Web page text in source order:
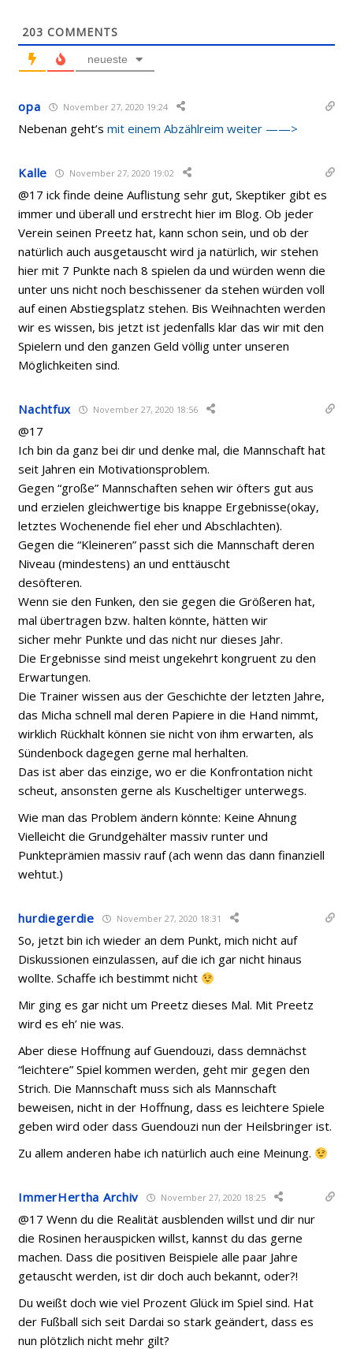
203 COMMENTS
neueste
opa November 27, 2020 19:24
Nebenan geht’smit einem Abzählreim weiter ——>
Kalle November 27, 2020 19:02
@17 ick finde deine Auflistung sehr gut, Skeptiker gibt es
immer und überall und erstrecht hier im Blog. Ob jeder
Verein seinen Preetz hat, kann schon sein, und ob der
natürlich auch ausgetauscht wird ja natürlich, wir stehen
hier mit 7 Punkte nach 8 spielen da und würden wenn die
unter uns nicht noch beschissener da stehen würden voll
auf einen Abstiegsplatz stehen. Bis Weihnachten werden
wir es wissen, bis jetzt ist jedenfalls klar das wir mit den
Spielern und den ganzen Geld völlig unter unseren
Möglichkeiten sind.
Nachtfux November 27, 2020 18:56
@17
Ich bin da ganz bei dir und denke mal, die Mannschaft hat
seit Jahren ein Motivationsproblem.
Gegen “große” Mannschaften sehen wir öfters gut aus
und erzielen gleichwertige bis knappe Ergebnisse(okay,
letztes Wochenende fiel eher und Abschlachten).
Gegen die “Kleineren” passt sich die Mannschaft deren
Niveau (mindestens) an und enttäuscht
desöfteren.
Wenn sie den Funken, den sie gegen die Größeren hat,
mal übertragen bzw. halten könnte, hätten wir
sicher mehr Punkte und das nicht nur dieses Jahr.
Die Ergebnisse sind meist ungekehrt kongruent zu den
Erwartungen.
Die Trainer wissen aus der Geschichte der letzten Jahre,
das Micha schnell mal deren Papiere in die Hand nimmt,
wirklich Rückhalt können sie nicht von ihm erwarten, als
Sündenbock dagegen gerne mal herhalten.
Das ist aber das einzige, wo er die Konfrontation nicht
scheut, ansonsten gerne als Kuscheltiger unterwegs.
Wie man das Problem ändern könnte: Keine Ahnung
Vielleicht die Grundgehälter massiv runter und
Punkteprämien massiv rauf (ach wenn das dann finanziell
wehtut.)
hurdiegerdie November 27, 2020 18:31
So, jetzt bin ich wieder an dem Punkt, mich nicht auf
Diskussionen einzulassen, auf die ich gar nicht hinaus
wollte. Schaffe ich bestimmt nicht
Mir ging es gar nicht um Preetz dieses Mal. Mit Preetz
wird es eh’ nie was.
Aber diese Hoffnung auf Guendouzi, dass demnächst
“leichtere” Spiel kommen werden, geht mir gegen den
Strich. Die Mannschaft muss sich als Mannschaft
beweisen, nicht in der Hoffnung, dass es leichtere Spiele
geben wird oder dass Guendouzi nun der Heilsbringer ist.
Zu allem anderen habe ich natürlich auch eine Meinung.
ImmerHertha Archiv November 27, 2020 18:25
@17 Wenn du die Realität ausblenden willst und dir nur
die Rosinen herauspicken willst, kannst du das gerne
machen. Dass die positiven Beispiele alle paar Jahre
getauscht werden, ist dir doch auch bekannt, oder?!
Du weißt doch wie viel Prozent Glück im Spiel sind. Hat
der Fußball sich seit Dardai so stark geändert, dass es
nun plötzlich nicht mehr gilt?